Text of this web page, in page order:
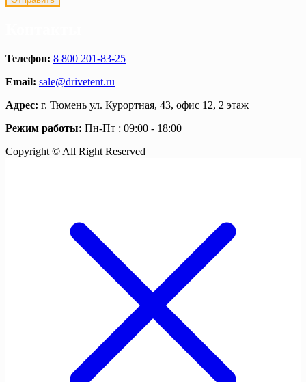
Телефон: 8 800 201-83-25
Email: sale@drivetent.ru
Адрес: г. Тюмень ул. Курортная, 43, офис 12, 2 этаж
Режим работы: Пн-Пт : 09:00 - 18:00
Copyright © All Right Reserved